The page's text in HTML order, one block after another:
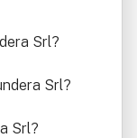
Srl?
Srl?
Srl?